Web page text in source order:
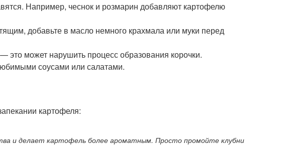
Например, чеснок и розмарин добавляют картофелю
добавьте в масло немного крахмала или муки перед
может нарушить процесс образования корочки.
соусами или салатами.
картофеля:
и делает картофель более ароматным. Просто промойте клубни